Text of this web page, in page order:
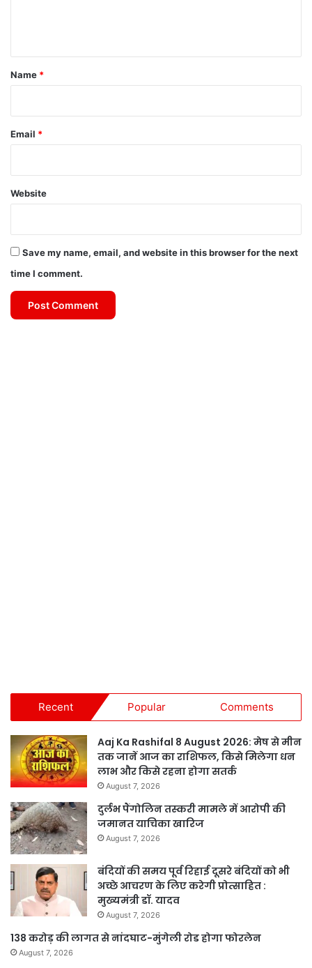
*
Name *
Email *
Website
Save my name, email, and website in this browser for the next
time I comment.
Recent Popular Comments
Aaj Ka Rashifal 8 August 2026: मेष से मीन
तक जानें आज का राशिफल, किसे मिलेगा धन
लाभ और किसे रहना होगा सतर्क
August 7, 2026
दुर्लभ पैंगोलिन तस्करी मामले में आरोपी की
जमानत याचिका खारिज
August 7, 2026
बंदियों की समय पूर्व रिहाई दूसरे बंदियों को भी
अच्छे आचरण के लिए करेगी प्रोत्साहित :
मुख्यमंत्री डॉ. यादव
August 7, 2026
138 करोड़ की लागत से नांदघाट-मुंगेली रोड होगा फोरलेन
August 7, 2026